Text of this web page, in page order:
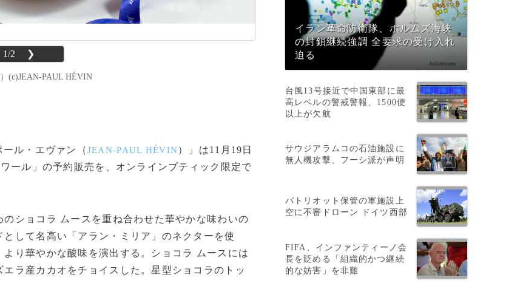
1/2 ❯
(c)JEAN-PAUL HÉVIN
ール・エヴァン（JEAN-PAUL HÉVIN）」は11月19日
ール」の予約販売を、オンラインブティック限定で
ショコラ ムースを重ね合わせた華やかな味わいの
して名高い「アラン・ミリア」のネクターを使
り華やかな酸味を演出する。ショコラ ムースには
ラ産カカオをチョイスした。星型ショコラのトッ
イラン革命防衛隊、ホルムズ海峡
の封鎖継続強調 全要求の受け入れ
迫る
台風13号接近で中国東部に最
高レベルの警戒警報、1500便
以上が欠航
サウジアラムコの石油施設に
無人機攻撃、フーシ派が声明
パトリオット保管の軍施設上
空に不審ドローン ドイツ西部
FIFA、インファンティーノ会
長を貶める「組織的かつ継続
的な妨害」を非難